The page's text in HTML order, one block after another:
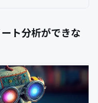
ト分析ができな